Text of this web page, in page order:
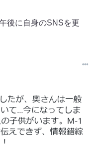
後に自身のSNSを更